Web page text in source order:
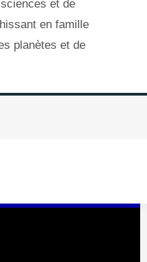
et de
en famille
planètes et de